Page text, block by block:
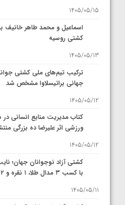
1405/05/15
اسماعیل و محمد طاهر خانیف
کشتی روسیه
1405/05/13
ترکیب تیم‌های ملی کشتی
جهانی براتیسلاوا مشخص شد
1405/05/12
کتاب مدیریت منابع انسانی
ورزشی اثر علیرضا ده بزرگی
1405/05/12
کشتی آزاد نوجوانان جهان؛
با کسب ۳ مدال طلا، ۱ نقره و ۲ مدال برنز
1405/05/11